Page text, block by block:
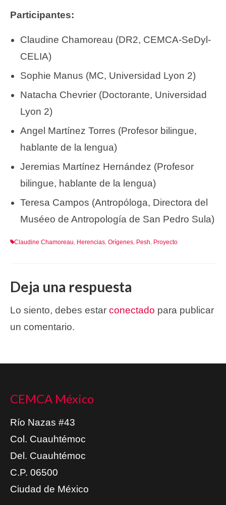
Participantes:
Claudine Chamoreau (DR2, CEMCA-SeDyl-
CELIA)
Sophie Manus (MC, Universidad Lyon 2)
Natacha Chevrier (Doctorante, Universidad
Lyon 2)
Angel Martínez Torres (Profesor bilingue,
hablante de la lengua)
Jeremias Martínez Hernández (Profesor
bilingue, hablante de la lengua)
Teresa Campos (Antropóloga, Directora del
Muséeo de Antropología de San Pedro Sula)
Claudine Chamoreau Herencias Orígenes Pesh Proyecto
Deja una respuesta
Lo siento, debes estar conectado para publicar
un comentario.
CEMCA México
Río Nazas #43
Col. Cuauhtémoc
Del. Cuauhtémoc
C.P. 06500
Ciudad de México